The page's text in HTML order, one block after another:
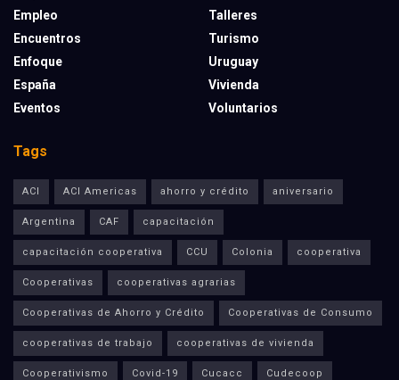
Empleo
Encuentros
Enfoque
España
Eventos
Talleres
Turismo
Uruguay
Vivienda
Voluntarios
Tags
ACI ACI Americas ahorro y crédito aniversario
Argentina CAF capacitación
capacitación cooperativa CCU Colonia cooperativa
Cooperativas cooperativas agrarias
Cooperativas de Ahorro y Crédito Cooperativas de Consumo
cooperativas de trabajo cooperativas de vivienda
Cooperativismo Covid-19 Cucacc Cudecoop